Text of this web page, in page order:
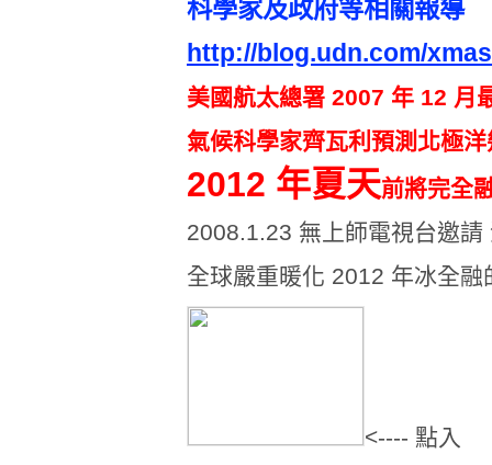
科學家及政府等相關報導
http://blog.udn.com/
美國航太總署 2007 年 12 月
氣候科學家齊瓦利預測北極
2012 年夏天前將完全
2008.1.23 無上師電視台邀請
全球嚴重暖化 2012 年冰全融
<---- 點入